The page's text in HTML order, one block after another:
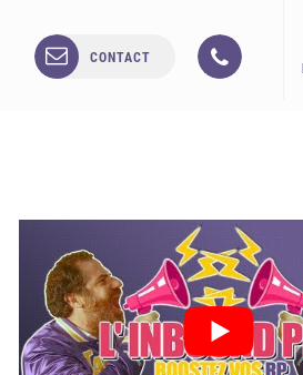
CONTACT